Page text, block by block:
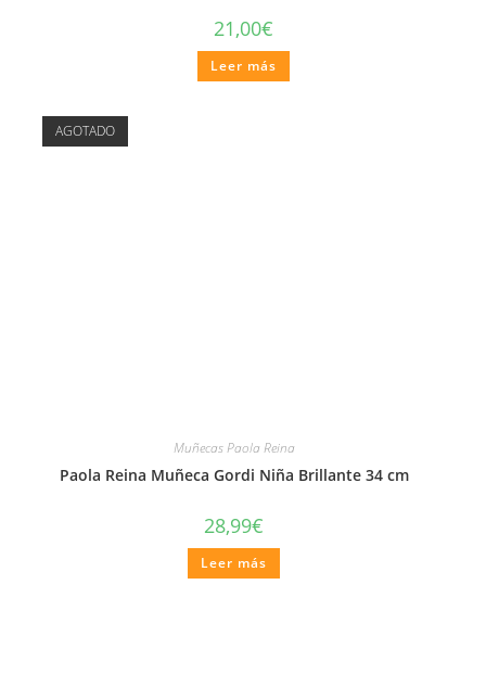
21,00€
Leer más
AGOTADO
Muñecas Paola Reina
Paola Reina Muñeca Gordi Niña Brillante 34 cm
28,99€
Leer más